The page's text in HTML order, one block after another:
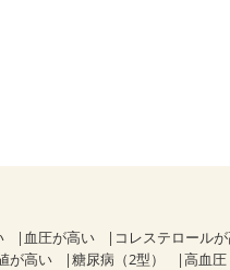
血圧が高い
コレステロール
が高い 糖尿病（2型） 高血圧